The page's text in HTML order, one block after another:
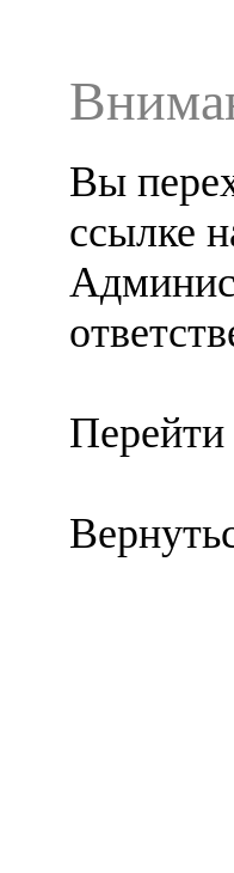
Вы
ссылке
Перейти